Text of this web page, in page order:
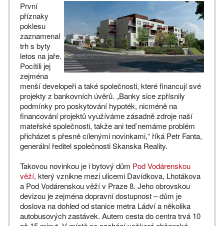
První
příznaky
poklesu
zaznamenal
trh s byty
letos na jaře.
Pocítili jej
zejména
menší developeři a také společnosti, které financují své
projekty z bankovních úvěrů. „Banky sice zpřísnily
podmínky pro poskytování hypoték, nicméně na
financování projektů využíváme zásadně zdroje naší
mateřské společnosti, takže ani teď nemáme problém
přicházet s přesně cílenými novinkami,“ říká Petr Fanta,
generální ředitel společnosti Skanska Reality.
Takovou novinkou je i bytový dům Pod Vodárenskou
věží, který vznikne mezi ulicemi Davídkova, Lhotákova
a Pod Vodárenskou věží v Praze 8. Jeho obrovskou
devizou je zejména dopravní dostupnost – dům je
doslova na dohled od stanice metra Ládví a několika
autobusových zastávek. Autem cesta do centra trvá 10